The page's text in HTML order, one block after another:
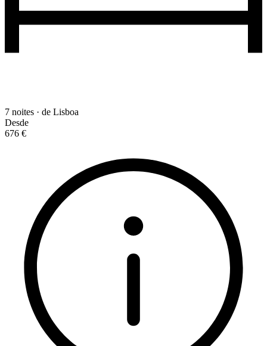
7 noites · de Lisboa
Desde
676 €